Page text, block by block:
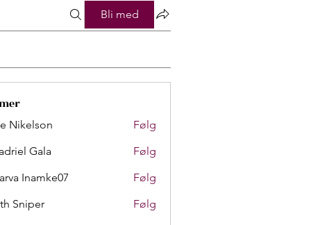
Bli med
Nikelson
Følg
Gala
Følg
Inamke07
Følg
Sniper
Følg